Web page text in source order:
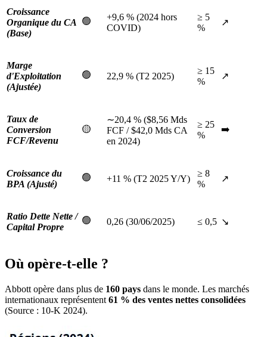
Croissance
Organique du CA
(Base)
🟢
+9,6 % (2024 hors
COVID)
≥ 5
%
↗️
Marge
d'Exploitation
(Ajustée)
🟢 22,9 % (T2 2025)
≥ 15
%
↗️
Taux de
Conversion
FCF/Revenu
🟡
∼20,4 % ($8,56 Mds
FCF / $42,0 Mds CA
en 2024)
≥ 25
%
➡️
Croissance du
BPA (Ajusté)
🟢 +11 % (T2 2025 Y/Y)
≥ 8
%
↗️
Ratio Dette Nette /
Capital Propre
🟢 0,26 (30/06/2025) ≤ 0,5 ↘️
Où opère-t-elle ?
Abbott opère dans plus de 160 pays dans le monde. Les marchés
internationaux représentent 61 % des ventes nettes consolidées
(Source : 10-K 2024).